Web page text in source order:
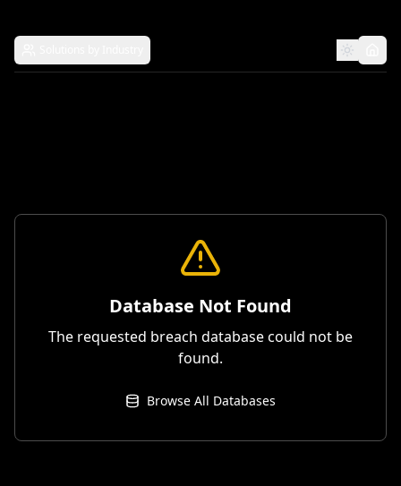
Database Not Found
The requested breach database could not be
found.
Browse All Databases